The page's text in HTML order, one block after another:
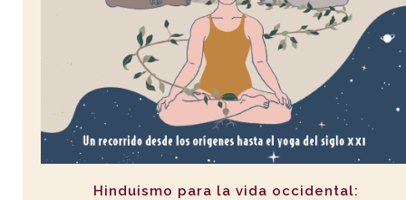
Hinduismo para la vida occidental: